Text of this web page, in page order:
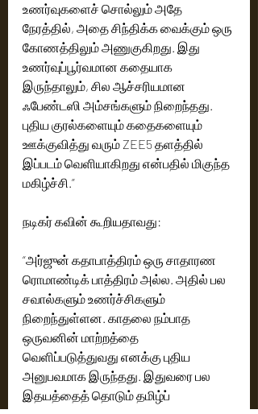
உணர்வுகளைச் சொல்லும் அதே
நேரத்தில், அதை சிந்திக்க வைக்கும் ஒரு
கோணத்திலும் அணுகுகிறது. இது
உணர்வுப்பூர்வமான கதையாக
இருந்தாலும், சில ஆச்சரியமான
ஃபேண்டஸி அம்சங்களும் நிறைந்தது.
புதிய குரல்களையும் கதைகளையும்
ஊக்குவித்து வரும் ZEE5 தளத்தில்
இப்படம் வெளியாகிறது என்பதில் மிகுந்த
மகிழ்ச்சி.”
நடிகர் கவின் கூறியதாவது:
“அர்ஜுன் கதாபாத்திரம் ஒரு சாதாரண
ரொமாண்டிக் பாத்திரம் அல்ல. அதில் பல
சவால்களும் உணர்ச்சிகளும்
நிறைந்துள்ளன. காதலை நம்பாத
ஒருவனின் மாற்றத்தை
வெளிப்படுத்துவது எனக்கு புதிய
அனுபவமாக இருந்தது. இதுவரை பல
இதயத்தைத் தொடும் தமிழ்ப்